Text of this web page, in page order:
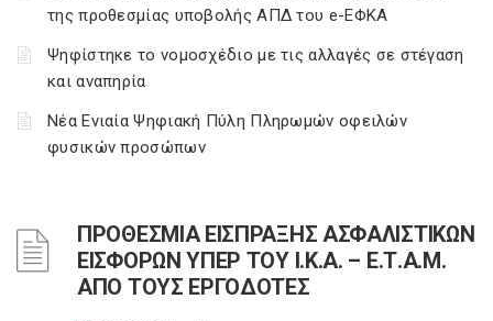
της προθεσμίας υποβολής ΑΠΔ του e-ΕΦΚΑ
Ψηφίστηκε το νομοσχέδιο με τις αλλαγές σε στέγαση
και αναπηρία
Νέα Ενιαία Ψηφιακή Πύλη Πληρωμών οφειλών
φυσικών προσώπων
ΠΡΟΘΕΣΜΙΑ ΕΙΣΠΡΑΞΗΣ ΑΣΦΑΛΙΣΤΙΚΩΝ
ΕΙΣΦΟΡΩΝ ΥΠΕΡ ΤΟΥ Ι.Κ.Α. – Ε.Τ.Α.Μ.
ΑΠΟ ΤΟΥΣ ΕΡΓΟΔΟΤΕΣ